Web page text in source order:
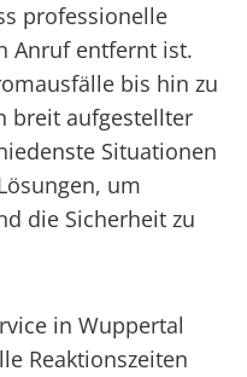
professionelle
Anruf entfernt ist.
bis hin zu
breit aufgestellter
Situationen
um
die Sicherheit zu
in Wuppertal
Reaktionszeiten